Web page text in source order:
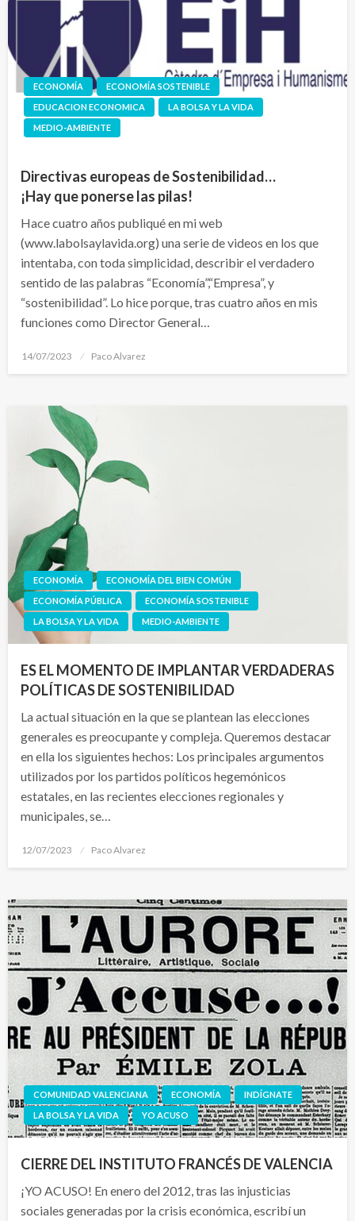
ECONOMÍA
ECONOMÍA SOSTENIBLE
EDUCACION ECONOMICA
LA BOLSA Y LA VIDA
MEDIO-AMBIENTE
Directivas europeas de Sostenibilidad…
¡Hay que ponerse las pilas!
Hace cuatro años publiqué en mi web
(www.labolsaylavida.org) una serie de videos en los que
intentaba, con toda simplicidad, describir el verdadero
sentido de las palabras “Economía”,“Empresa”, y
“sostenibilidad”. Lo hice porque, tras cuatro años en mis
funciones como Director General…
Publicado
14/07/2023 Paco Alvarez
ECONOMÍA
ECONOMÍA DEL BIEN COMÚN
ECONOMÍA PÚBLICA
ECONOMÍA SOSTENIBLE
LA BOLSA Y LA VIDA
MEDIO-AMBIENTE
ES EL MOMENTO DE IMPLANTAR VERDADERAS
POLÍTICAS DE SOSTENIBILIDAD
La actual situación en la que se plantean las elecciones
generales es preocupante y compleja. Queremos destacar
en ella los siguientes hechos: Los principales argumentos
utilizados por los partidos políticos hegemónicos
estatales, en las recientes elecciones regionales y
municipales, se…
Publicado
12/07/2023 Paco Alvarez
COMUNIDAD VALENCIANA ECONOMÍA
INDÍGNATE
LA BOLSA Y LA VIDA
YO ACUSO
CIERRE DEL INSTITUTO FRANCÉS DE VALENCIA
¡YO ACUSO! En enero del 2012, tras las injusticias
sociales generadas por la crisis económica, escribí un